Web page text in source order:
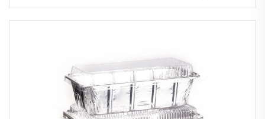
pour barbecue Plaque en aluminium
jetable pour repas